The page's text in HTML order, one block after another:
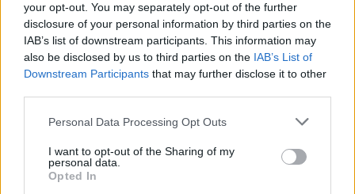
your opt-out. You may separately opt-out of the further
disclosure of your personal information by third parties on the
IAB’s list of downstream participants. This information may
also be disclosed by us to third parties on the IAB’s List of
Downstream Participants that may further disclose it to other
Please note that this website/app uses one or more Google
not limited to your visit or usage behaviour. You may click to
grant or deny consent to Google and its third-party tags to
use your data for below specified purposes in below Google
Personal Data Processing Opt Outs
I want to opt-out of the Sharing of my
personal data.
Opted In
Σχολίασε εδώ
50 /50
2000 /2000